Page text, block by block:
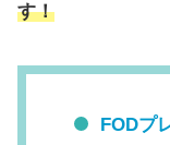
す！
FODプ